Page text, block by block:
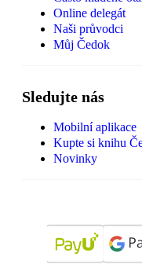
Online delegát
Naši průvodci
Můj Čedok
Sledujte nás
Mobilní aplikace
Kupte si knihu
Novinky